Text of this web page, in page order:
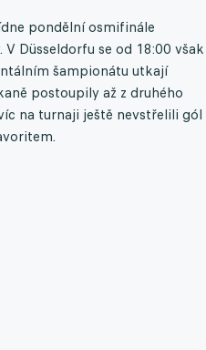
pondělní osmifinále
Düsseldorfu se od 18:00 však
šampionátu utkají
postoupily až z druhého
na turnaji ještě nevstřelili gól